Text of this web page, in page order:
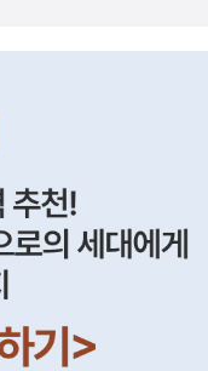
려 한다. 길동은 위기에
계책으로 해인사의 보
술로써 팔도지방 수령
성의 재물은 추호도 다
물을 탈취하면서 '아무
라는 방을 붙여둔다. 함
계를 올려 좌우 포청으
. 팔도가 다같이 장계
당한 날짜가 한날 한시
을 원문그대로 읽는다
씨남정기는 실화를 바
것이죠. 이상소설로
는 운영전, 옥단춘전, 숙
어머니를 즐겁게하기
몽은 유교적 철학에 입